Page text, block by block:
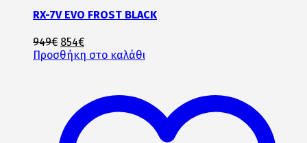
RX-7V EVO FROST BLACK
949€ Original
price
854€Η
τρέχουσα
854€.
Προσθήκη στο καλάθι